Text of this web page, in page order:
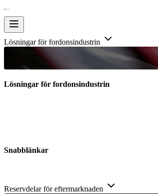
Lösningar för fordonsindustrin
Lösningar för fordonsindustrin
Snabblänkar
Reservdelar för eftermarknaden